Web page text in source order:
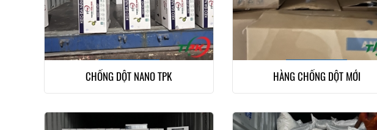
CHỐNG DỘT NANO TPK HÀNG CHỐNG DỘT MỚI